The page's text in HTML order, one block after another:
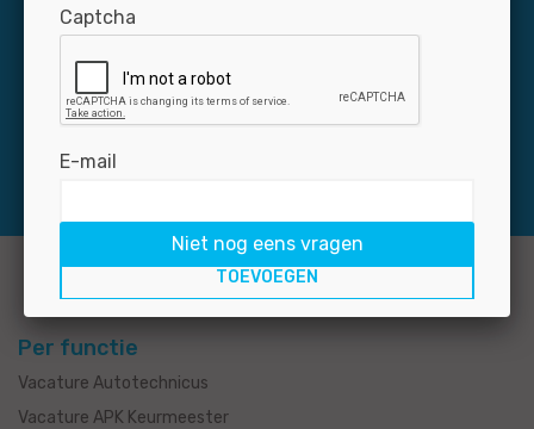
nieuwe medewerker niet: plaats uw vacature snel en
voordelig op de grootste banensite voor de branche.
Per functie
Vacature Autotechnicus
Vacature APK Keurmeester
Captcha
E-mail
Niet nog eens vragen